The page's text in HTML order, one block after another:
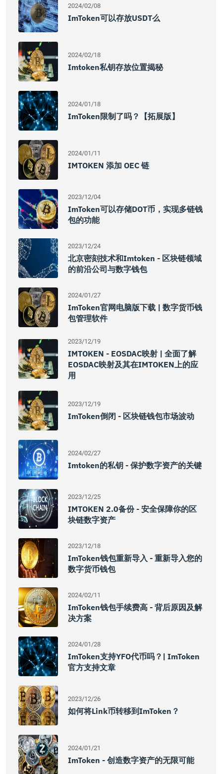
2024/02/08
ImToken可以存放USDT么
2024/02/18
Imtoken私钥存放位置揭秘
2024/01/18
ImToken限制了吗？【拓展版】
2024/01/11
IMTOKEN 添加 OEC 链
2023/12/04
ImToken可以存储DOT币，实现多链钱
包的功能
2023/12/24
北京密刻技术和imtoken - 区块链领域
的前沿公司与数字钱包
2024/01/27
ImToken官网电脑版下载 | 数字货币钱
包管理软件
2023/12/19
IMTOKEN - EOSDAC映射 | 全面了解
EOSDAC映射及其在iMTOKEN上的应
用
2023/12/19
ImToken倒闭 - 区块链钱包市场波动
2024/02/27
Imtoken的私钥 - 保护数字资产的关键
2023/12/25
IMTOKEN 2.0备份 - 安全保障你的区
块链数字资产
2023/12/18
ImToken钱包重新导入 - 重新导入您的
数字货币钱包
2024/02/11
ImToken钱包手续费高 - 背后原因及解
决方案
2024/01/28
ImToken支持YFO代币吗？| ImToken
官方支持文章
2023/12/26
如何将Link币转移到imToken？
2024/01/21
ImToken - 创造数字资产的无限可能